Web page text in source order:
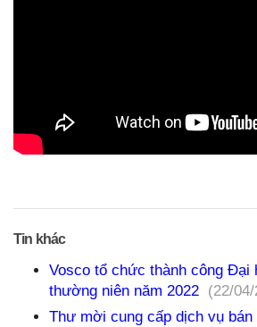
Tin khác
Vosco tổ chức thành công Đại
thường niên năm 2022 (22/
Thư mời cung cấp dịch vụ bán